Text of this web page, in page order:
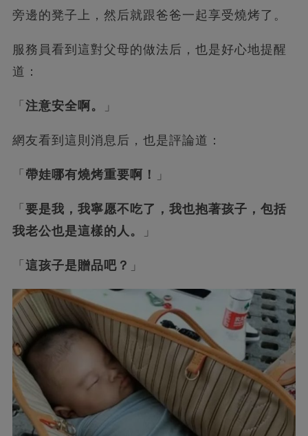
旁邊的凳子上，然后就跟爸爸一起享受燒烤了。
服務員看到這對父母的做法后，也是好心地提醒
道：
「 注意安全啊。 」
網友看到這則消息后，也是評論道：
「 帶娃哪有燒烤重要啊！ 」
「 要是我，我寧愿不吃了，我也抱著孩子，包括
我老公也是這樣的人。
」
「 這孩子是贈品吧？ 」